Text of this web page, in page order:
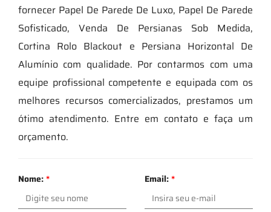
fornecer Papel De Parede De Luxo, Papel De Parede
Sofisticado, Venda De Persianas Sob Medida,
Cortina Rolo Blackout e Persiana Horizontal De
Alumínio com qualidade. Por contarmos com uma
equipe profissional competente e equipada com os
melhores recursos comercializados, prestamos um
ótimo atendimento. Entre em contato e faça um
orçamento.
Nome:* Email:*